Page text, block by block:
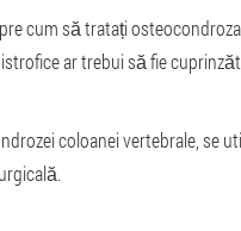
cum să tratați
ar trebui să fie
coloanei vertebrale, se